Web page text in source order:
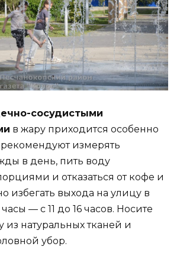
сосудистыми
в жару приходится особенно
измерять
в день, пить воду
и отказаться от кофе и
избегать выхода на улицу в
— с 11 до 16 часов. Носите
натуральных тканей и
убор.